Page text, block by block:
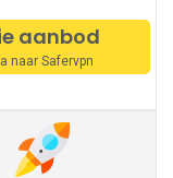
aanbod
naar Safervpn